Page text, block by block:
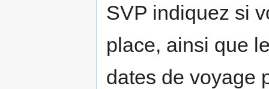
SVP indiquez si
place, ainsi que
dates de voyage